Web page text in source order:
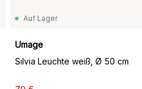
Auf Lager
Umage
Silvia Leuchte weiß, Ø 50 cm